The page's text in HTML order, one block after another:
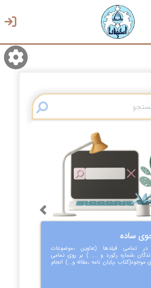
انتخاب زبان
ساده
تمامی فیلدها (عناوین ،موضوعات
،شماره رکورد و .... ) بر روی تمامی
موجود(کتاب ،پایان نامه ،مقاله و...) انجام
Previous